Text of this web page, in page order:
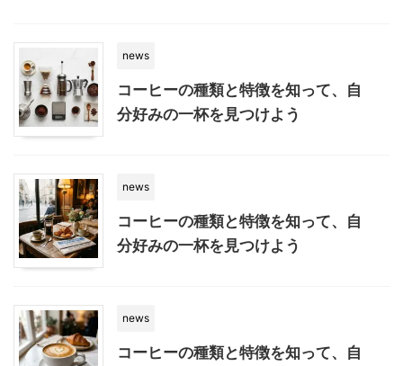
news
コーヒーの種類と特徴を知って、自
分好みの一杯を見つけよう
news
コーヒーの種類と特徴を知って、自
分好みの一杯を見つけよう
news
コーヒーの種類と特徴を知って、自